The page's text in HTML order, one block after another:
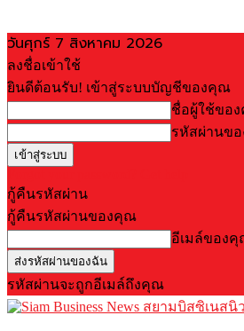
วันศุกร์ 7 สิงหาคม 2026
ลงชื่อเข้าใช้
ยินดีต้อนรับ! เข้าสู่ระบบบัญชีของคุณ
ชื่อผู้ใช้ขอ
รหัสผ่านข
กู้คืนรหัสผ่าน
กู้คืนรหัสผ่านของคุณ
อีเมล์ของ
รหัสผ่านจะถูกอีเมล์ถึงคุณ
สยามบิสซิเนสนิ